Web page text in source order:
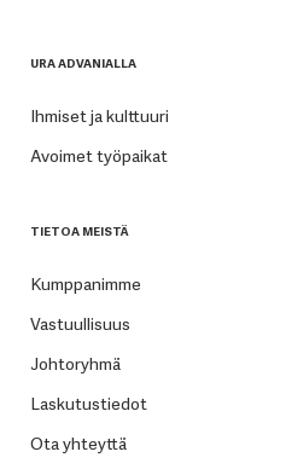
URA ADVANIALLA
Ihmiset ja kulttuuri
Avoimet työpaikat
TIETOA MEISTÄ
Kumppanimme
Vastuullisuus
Johtoryhmä
Laskutustiedot
Ota yhteyttä